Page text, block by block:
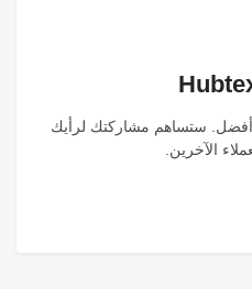
ستساهم مشاركتك لرأيك
الآخرين.